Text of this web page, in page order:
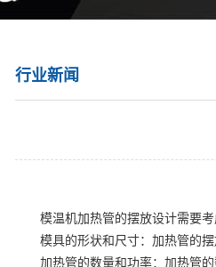
行业新闻
模温机加热管的摆放设计需要考
模具的形状和尺寸：加热管的摆
加热管的数量和功率：加热管的